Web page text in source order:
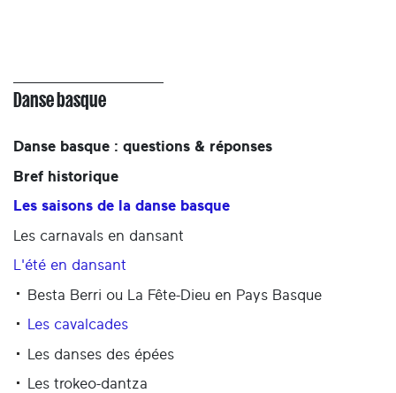
Danse basque
Danse basque : questions & réponses
Bref historique
Les saisons de la danse basque
Les carnavals en dansant
L'été en dansant
Besta Berri ou La Fête-Dieu en Pays Basque
Les cavalcades
Les danses des épées
Les trokeo-dantza